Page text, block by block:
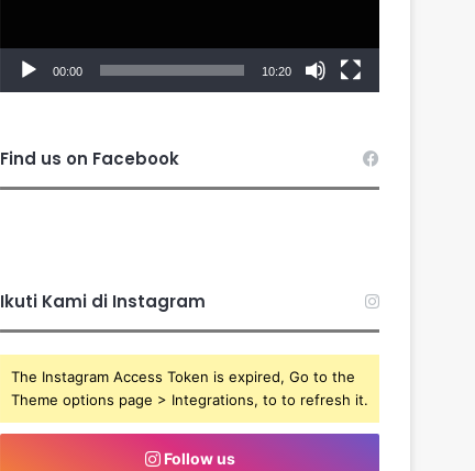
00:00 10:20
Find us on Facebook
Ikuti Kami di Instagram
The Instagram Access Token is expired, Go to the
Theme options page > Integrations, to to refresh it.
Follow us